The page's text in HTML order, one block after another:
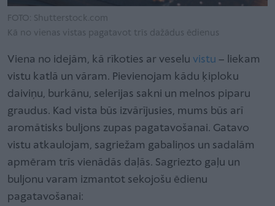
FOTO: Shutterstock.com
Kā no vienas vistas pagatavot trīs dažādus ēdienus
Viena no idejām, kā rīkoties ar veselu vistu – liekam
vistu katlā un vāram. Pievienojam kādu ķiploku
daiviņu, burkānu, selerijas sakni un melnos piparu
graudus. Kad vista būs izvārījusies, mums būs arī
aromātisks buljons zupas pagatavošanai. Gatavo
vistu atkaulojam, sagriežam gabaliņos un sadalām
apmēram trīs vienādās daļās. Sagriezto gaļu un
buljonu varam izmantot sekojošu ēdienu
pagatavošanai: